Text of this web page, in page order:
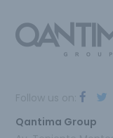
Qantima Group